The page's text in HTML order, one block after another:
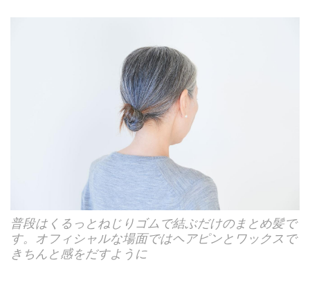
普段はくるっとねじりゴムで結ぶだけのまとめ髪で
す。オフィシャルな場面ではヘアピンとワックスで
きちんと感をだすように